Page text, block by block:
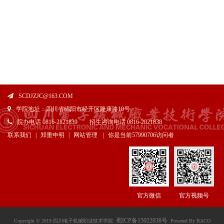
SCDJZJC@163.COM
学院地址：四川省绵阳市经开区隆康路10号
院办电话 0816-2821839 招生咨询电话 0816-2821838
联系我们
郑重申明 网站管理 你是当前57990706访问者
官方视频号
官方微信
Copyright © 2019 四川电子机械职业技术学院 蜀ICP备15022038号Powered By BACO